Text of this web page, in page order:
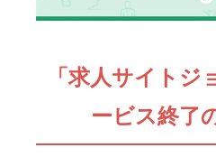
「求人サイト
ービス終了